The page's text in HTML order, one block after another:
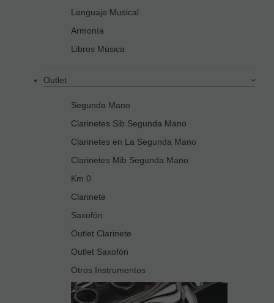
Lenguaje Musical
Armonía
Libros Música
Outlet
Segunda Mano
Clarinetes Sib Segunda Mano
Clarinetes en La Segunda Mano
Clarinetes Mib Segunda Mano
Km 0
Clarinete
Saxofón
Outlet Clarinete
Outlet Saxofón
Otros Instrumentos